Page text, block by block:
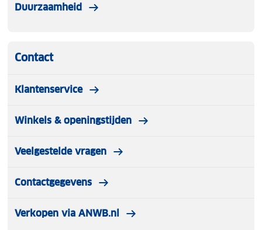
Duurzaamheid
Contact
Klantenservice
Winkels & openingstijden
Veelgestelde vragen
Contactgegevens
Verkopen via ANWB.nl